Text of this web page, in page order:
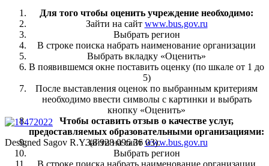
Для того чтобы оценить учреждение необходимо:
Зайти на сайт www.bus.gov.ru
Выбрать регион
В строке поиска набрать наименование организации
Выбрать вкладку «Оценить»
В появившемся окне поставить оценку (по шкале от 1 до
5)
После выставления оценок по выбранным критериям
необходимо ввести символы с картинки и выбрать
кнопку «Оценить»
Чтобы оставить отзыв о качестве услуг,
предоставляемых образовательными организациями:
Зайти на сайтwww.bus.gov.ru
Выбрать регион
В строке поиска набрать наименование организации
Designed Sagov R.Y. (8 928 096 36 03).